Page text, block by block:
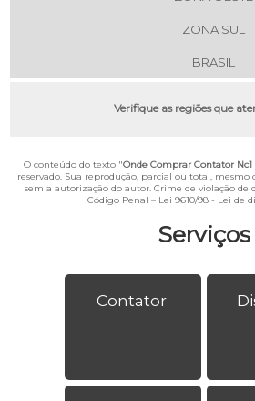
Serviços
Contator
ZONA SUL
BRASIL
Verifique as regiões que
O conteúdo do texto "Onde Comprar Contator Nc1
reservado. Sua reprodução, parcial ou total, mesmo
sem a autorização do autor. Crime de violação de
Código Penal – Lei 9610/98 - Lei de